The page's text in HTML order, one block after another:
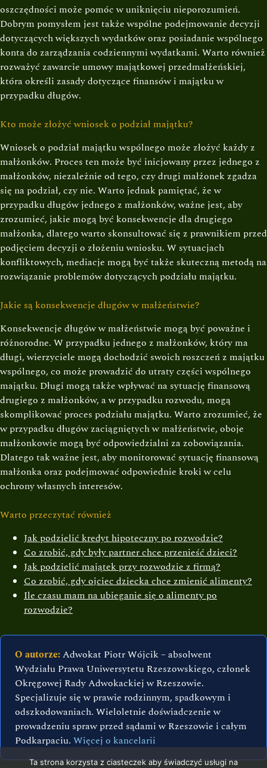
oszczędności może pomóc w uniknięciu nieporozumień.
Dobrym pomysłem jest także wspólne podejmowanie decyzji
dotyczących większych wydatków oraz posiadanie wspólnego
konta do zarządzania codziennymi wydatkami. Warto również
rozważyć zawarcie umowy majątkowej przedmałżeńskiej,
która określi zasady dotyczące finansów i majątku w
przypadku długów.
Kto może złożyć wniosek o podział majątku?
Wniosek o podział majątku wspólnego może złożyć każdy z
małżonków. Proces ten może być inicjowany przez jednego z
małżonków, niezależnie od tego, czy drugi małżonek zgadza
się na podział, czy nie. Warto jednak pamiętać, że w
przypadku długów jednego z małżonków, ważne jest, aby
zrozumieć, jakie mogą być konsekwencje dla drugiego
małżonka, dlatego warto skonsultować się z prawnikiem przed
podjęciem decyzji o złożeniu wniosku. W sytuacjach
konfliktowych, mediacje mogą być także skuteczną metodą na
rozwiązanie problemów dotyczących podziału majątku.
Jakie są konsekwencje długów w małżeństwie?
Konsekwencje długów w małżeństwie mogą być poważne i
różnorodne. W przypadku jednego z małżonków, który ma
długi, wierzyciele mogą dochodzić swoich roszczeń z majątku
wspólnego, co może prowadzić do utraty części wspólnego
majątku. Długi mogą także wpływać na sytuację finansową
drugiego z małżonków, a w przypadku rozwodu, mogą
skomplikować proces podziału majątku. Warto zrozumieć, że
w przypadku długów zaciągniętych w małżeństwie, oboje
małżonkowie mogą być odpowiedzialni za zobowiązania.
Dlatego tak ważne jest, aby monitorować sytuację finansową
małżonka oraz podejmować odpowiednie kroki w celu
ochrony własnych interesów.
Warto przeczytać również
Jak podzielić kredyt hipoteczny po rozwodzie?
Co zrobić, gdy były partner chce przenieść dzieci?
Jak podzielić majątek przy rozwodzie z firmą?
Co zrobić, gdy ojciec dziecka chce zmienić alimenty?
Ile czasu mam na ubieganie się o alimenty po
rozwodzie?
O autorze:Adwokat Piotr Wójcik – absolwent
Wydziału Prawa Uniwersytetu Rzeszowskiego, członek
Okręgowej Rady Adwokackiej w Rzeszowie.
Specjalizuje się w prawie rodzinnym, spadkowym i
odszkodowaniach. Wieloletnie doświadczenie w
prowadzeniu spraw przed sądami w Rzeszowie i całym
Podkarpaciu. Więcej o kancelarii
Ta strona korzysta z ciasteczek aby świadczyć usługi na